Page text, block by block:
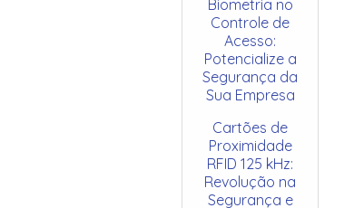
Biometria no
Controle de
Acesso:
Potencialize a
Segurança da
Sua Empresa
Cartões de
Proximidade
RFID 125 kHz:
Revolução na
Segurança e